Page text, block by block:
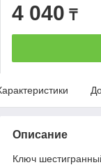
4 040 ₸
Описание
Ключ